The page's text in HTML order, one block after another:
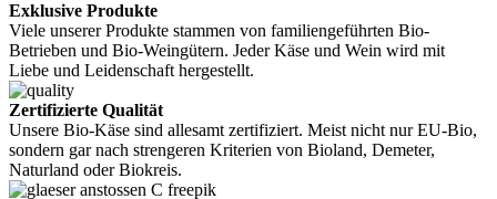
Exklusive Produkte
Viele unserer Produkte stammen von familiengeführten Bio-
Betrieben und Bio-Weingütern. Jeder Käse und Wein wird mit
Liebe und Leidenschaft hergestellt.
Zertifizierte Qualität
Unsere Bio-Käse sind allesamt zertifiziert. Meist nicht nur EU-Bio,
sondern gar nach strengeren Kriterien von Bioland, Demeter,
Naturland oder Biokreis.